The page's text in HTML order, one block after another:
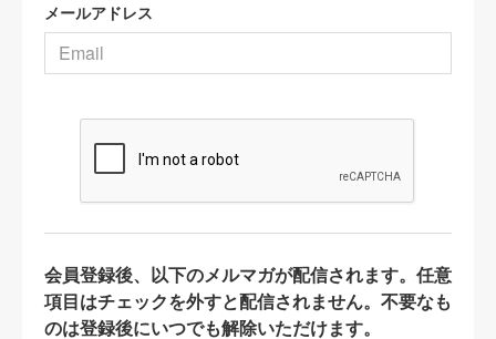
メールアドレス
会員登録後、以下のメルマガが配信されます。任意
項目はチェックを外すと配信されません。不要なも
のは登録後にいつでも解除いただけます。